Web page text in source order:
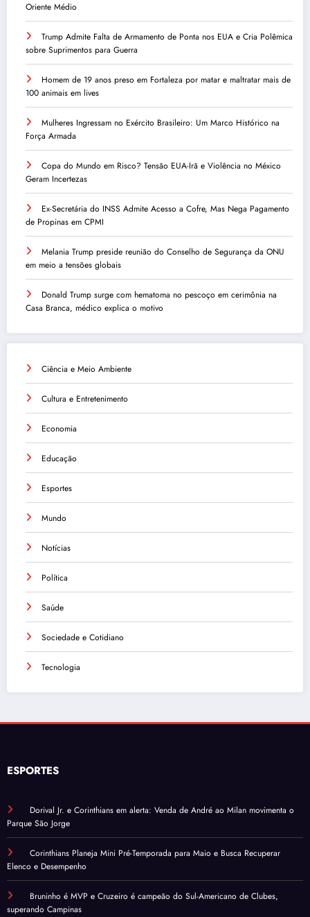
Oriente Médio
Trump Admite Falta de Armamento de Ponta nos EUA e Cria Polêmica
sobre Suprimentos para Guerra
Homem de 19 anos preso em Fortaleza por matar e maltratar mais de
100 animais em lives
Mulheres Ingressam no Exército Brasileiro: Um Marco Histórico na
Força Armada
Copa do Mundo em Risco? Tensão EUA-Irã e Violência no México
Geram Incertezas
Ex-Secretária do INSS Admite Acesso a Cofre, Mas Nega Pagamento
de Propinas em CPMI
Melania Trump preside reunião do Conselho de Segurança da ONU
em meio a tensões globais
Donald Trump surge com hematoma no pescoço em cerimônia na
Casa Branca, médico explica o motivo
Ciência e Meio Ambiente
Cultura e Entretenimento
Economia
Educação
Esportes
Mundo
Notícias
Política
Saúde
Sociedade e Cotidiano
Tecnologia
ESPORTES
Dorival Jr. e Corinthians em alerta: Venda de André ao Milan movimenta o
Parque São Jorge
Corinthians Planeja Mini Pré-Temporada para Maio e Busca Recuperar
Elenco e Desempenho
Bruninho é MVP e Cruzeiro é campeão do Sul-Americano de Clubes,
superando Campinas